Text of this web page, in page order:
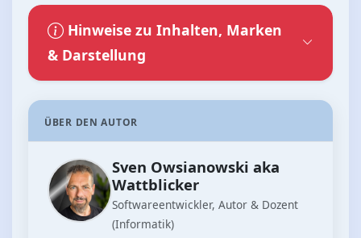
Hinweise zu Inhalten, Marken
& Darstellung
ÜBER DEN AUTOR
Sven Owsianowski aka
Wattblicker
Softwareentwickler, Autor & Dozent
(Informatik)